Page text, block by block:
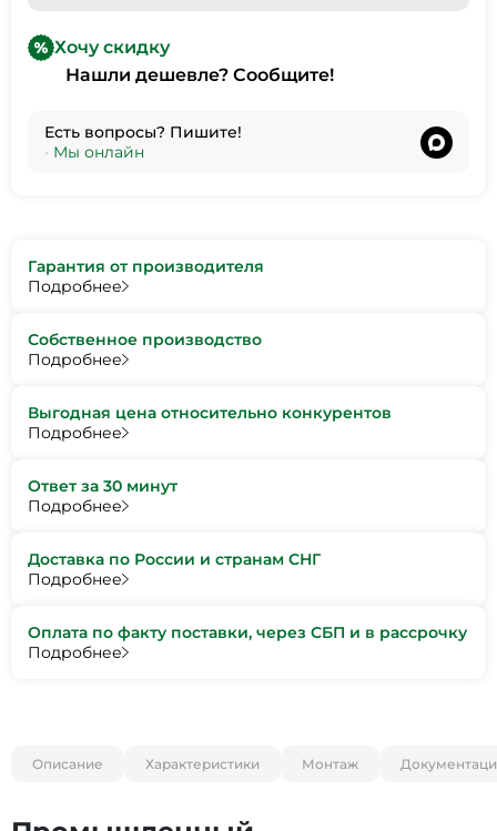
Хочу скидку
Нашли дешевле? Сообщите!
Есть вопросы? Пишите!
• Мы онлайн
Гарантия от производителя
Подробнее
Собственное производство
Подробнее
Выгодная цена относительно конкурентов
Подробнее
Ответ за 30 минут
Подробнее
Доставка по России и странам СНГ
Подробнее
Оплата по факту поставки, через СБП и в рассрочку
Подробнее
Описание Характеристики Монтаж